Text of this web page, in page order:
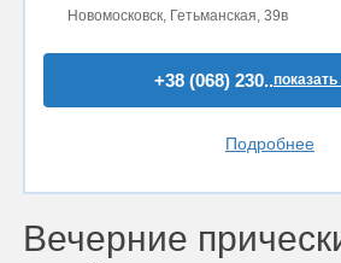
Новомосковск, Гетьманская, 39в
+38 (068) 230..
Подробнее
Вечерние